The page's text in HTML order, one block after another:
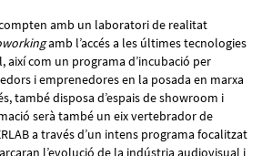
amb un laboratori de realitat
amb l’accés a les últimes tecnologies
així com un programa d’incubació per
i emprenedores en la posada en marxa
també disposa d’espais de showroom i
serà també un eix vertebrador de
a través d’un intens programa focalitzat
l’evolució de la indústria audiovisual i